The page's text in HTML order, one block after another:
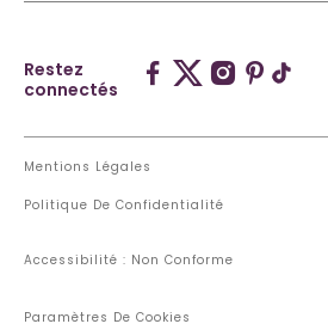
Restez
connectés
Mentions Légales
Politique De Confidentialité
Accessibilité : Non Conforme
Paramètres De Cookies